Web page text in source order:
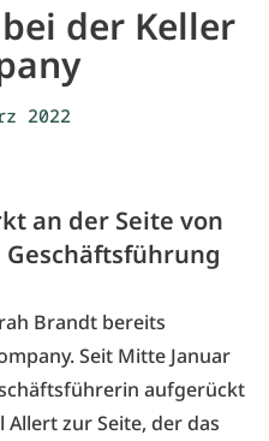
der Keller
2022
an der Seite von
Brandt bereits
Seit Mitte Januar
aufgerückt
zur Seite, der das